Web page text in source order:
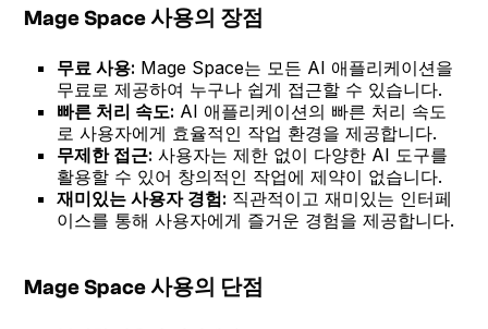
Mage Space 사용의 장점
무료 사용: Mage Space는 모든 AI 애플리케이션을
무료로 제공하여 누구나 쉽게 접근할 수 있습니다.
빠른 처리 속도: AI 애플리케이션의 빠른 처리 속도
로 사용자에게 효율적인 작업 환경을 제공합니다.
무제한 접근: 사용자는 제한 없이 다양한 AI 도구를
활용할 수 있어 창의적인 작업에 제약이 없습니다.
재미있는 사용자 경험: 직관적이고 재미있는 인터페
이스를 통해 사용자에게 즐거운 경험을 제공합니다.
Mage Space 사용의 단점